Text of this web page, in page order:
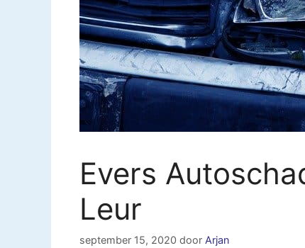
Evers
Leur
september 15, 2020 door Arjan